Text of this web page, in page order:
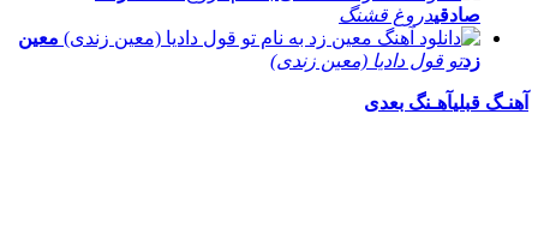
صادقیدروغ قشنگ
معین
زدتو قول دادیا (معین زندی)
آهنـگ قبلیآهـنگ بعدی